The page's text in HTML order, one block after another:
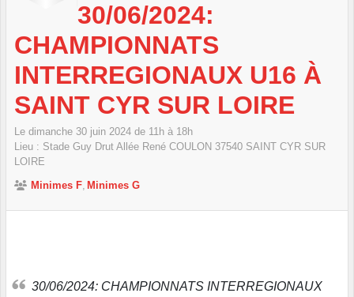
30/06/2024:
CHAMPIONNATS
INTERREGIONAUX U16 À
SAINT CYR SUR LOIRE
Le dimanche 30 juin 2024 de 11h à 18h
Lieu : Stade Guy Drut Allée René COULON 37540 SAINT CYR SUR
LOIRE
Minimes F Minimes G
30/06/2024: CHAMPIONNATS INTERREGIONAUX